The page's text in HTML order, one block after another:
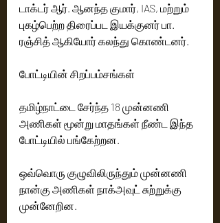
டாக்டர் ஆர். ஆனந்த குமார், IAS, மற்றும்
புகழ்பெற்ற திரைப்பட இயக்குனர் பா.
ரஞ்சித் ஆகியோர் கலந்து கொண்டனர்.
போட்டியின் சிறப்பம்சங்கள்
தமிழ்நாட்டை சேர்ந்த 18 முன்னணி
அணிகள் மூன்று மாதங்கள் நீண்ட இந்த
போட்டியில் பங்கேற்றன.
ஒவ்வொரு குழுவிலிருந்தும் முன்னணி
நான்கு அணிகள் நாக்அவுட் சுற்றுக்கு
முன்னேறின.